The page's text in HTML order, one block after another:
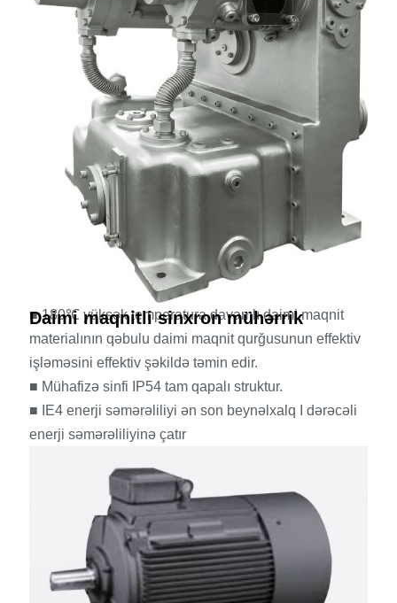
Daimi maqnitli sinxron mühərrik
■ 180℃ yüksək temperatura davamlı daimi maqnit
materialının qəbulu daimi maqnit qurğusunun effektiv
işləməsini effektiv şəkildə təmin edir.
■ Mühafizə sinfi IP54 tam qapalı struktur.
■ IE4 enerji səmərəliliyi ən son beynəlxalq I dərəcəli
enerji səmərəliliyinə çatır